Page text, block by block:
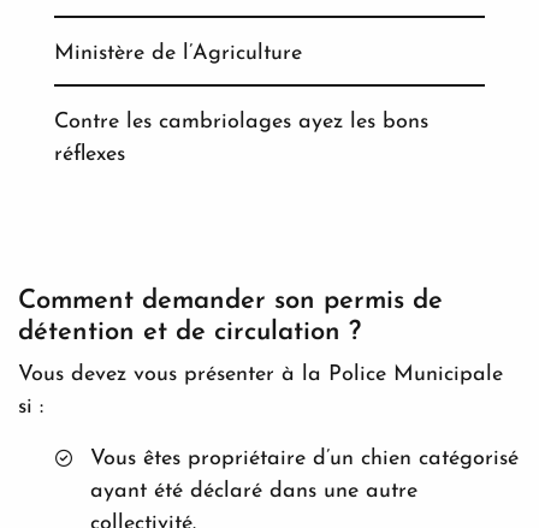
Ministère de l’Agriculture
Contre les cambriolages ayez les bons
réflexes
Comment demander son permis de
détention et de circulation ?
Vous devez vous présenter à la Police Municipale
si :
Vous êtes propriétaire d’un chien catégorisé
ayant été déclaré dans une autre